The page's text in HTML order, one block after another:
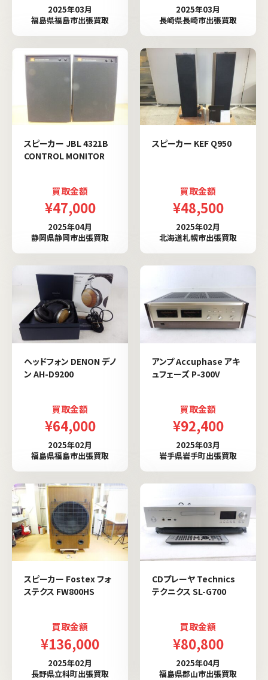
2025年03月
福島県福島市出張買取
2025年03月
長崎県長崎市出張買取
スピーカー JBL 4321B
CONTROL MONITOR
買取金額
¥47,000
2025年04月
静岡県静岡市出張買取
スピーカー KEF Q950
買取金額
¥48,500
2025年02月
北海道札幌市出張買取
ヘッドフォン DENON デノ
ン AH-D9200
買取金額
¥64,000
2025年02月
福島県福島市出張買取
アンプ Accuphase アキ
ュフェーズ P-300V
買取金額
¥92,400
2025年03月
岩手県岩手町出張買取
スピーカー Fostex フォ
ステクス FW800HS
買取金額
¥136,000
2025年02月
長野県立科町出張買取
CDプレーヤ Technics
テクニクス SL-G700
買取金額
¥80,800
2025年04月
福島県郡山市出張買取